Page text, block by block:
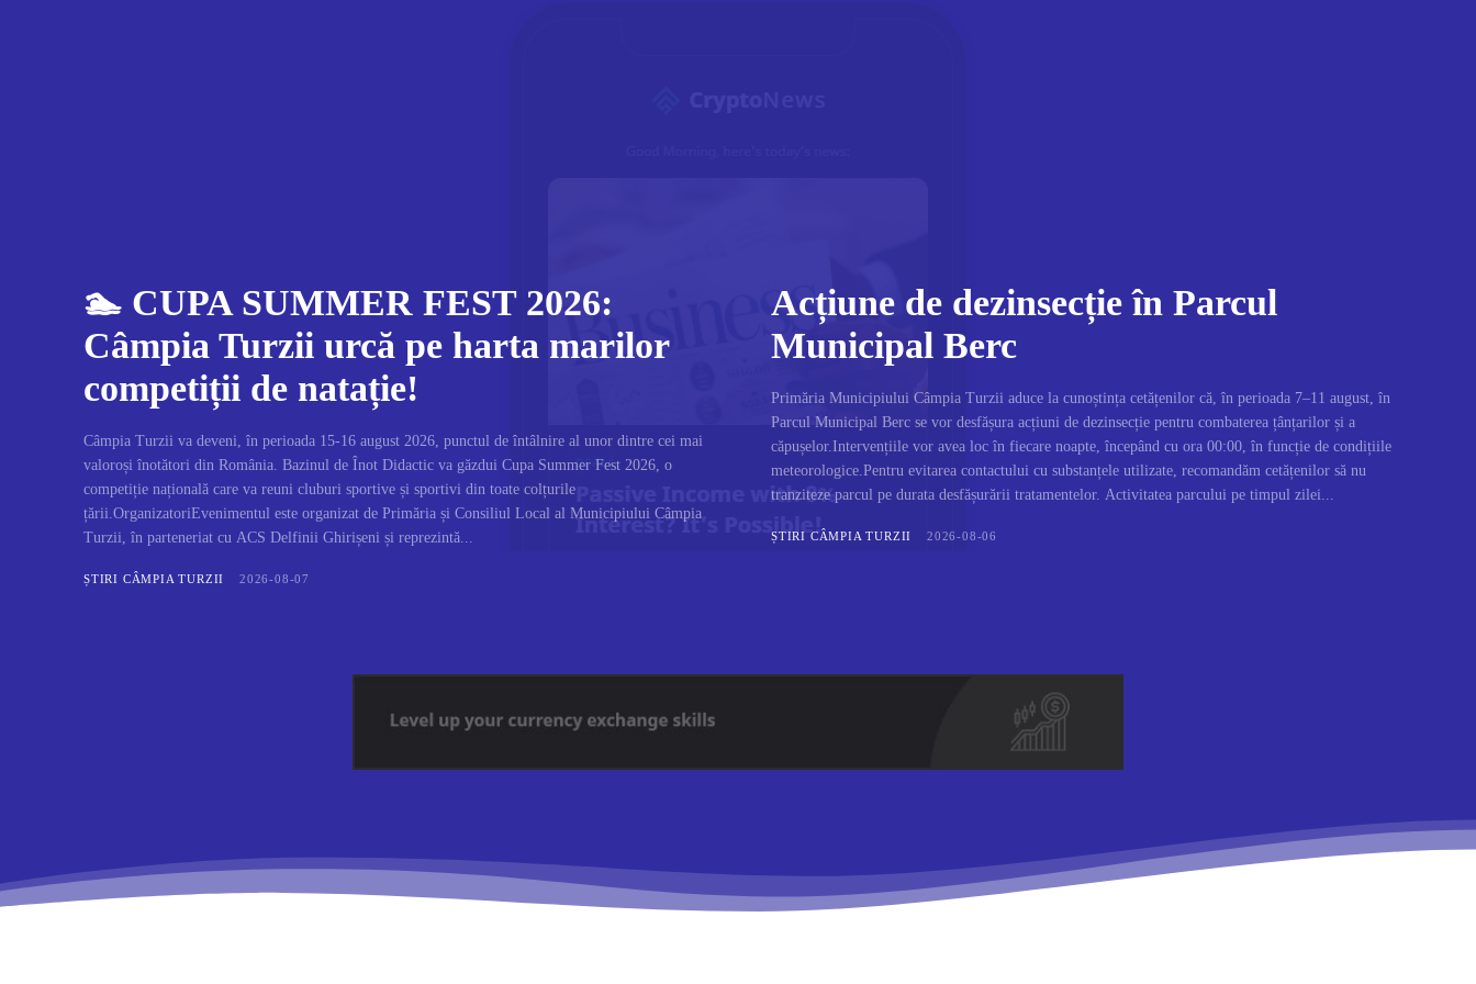
🏊 CUPA SUMMER FEST 2026:
Câmpia Turzii urcă pe harta marilor
competiții de natație!
Câmpia Turzii va deveni, în perioada 15-16 august 2026, punctul de întâlnire al unor dintre cei mai
valoroși înotători din România. Bazinul de Înot Didactic va găzdui Cupa Summer Fest 2026, o
competiție națională care va reuni cluburi sportive și sportivi din toate colțurile
țării.OrganizatoriEvenimentul este organizat de Primăria și Consiliul Local al Municipiului Câmpia
Turzii, în parteneriat cu ACS Delfinii Ghirișeni și reprezintă...
ȘTIRI CÂMPIA TURZII 2026-08-07
Acțiune de dezinsecție în Parcul
Municipal Berc
Primăria Municipiului Câmpia Turzii aduce la cunoștința cetățenilor că, în perioada 7–11 august, în
Parcul Municipal Berc se vor desfășura acțiuni de dezinsecție pentru combaterea țânțarilor și a
căpușelor.Intervențiile vor avea loc în fiecare noapte, începând cu ora 00:00, în funcție de condițiile
meteorologice.Pentru evitarea contactului cu substanțele utilizate, recomandăm cetățenilor să nu
tranziteze parcul pe durata desfășurării tratamentelor. Activitatea parcului pe timpul zilei...
ȘTIRI CÂMPIA TURZII 2026-08-06